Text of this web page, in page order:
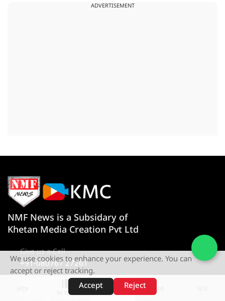
ADVERTISEMENT
वेब स्टोरीज़
NMF News is a Subsidary of
Khetan Media Creation Pvt Ltd
Give us a Call
+91-080767 27261
Visit Our Office
D-4 1st Floor, Sector 10, Noida,
We use cookies to enhance your experience. You can
accept or reject tracking.
Accept
Reject